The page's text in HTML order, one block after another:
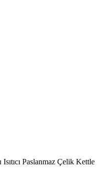
Paslanmaz Çelik Kettle